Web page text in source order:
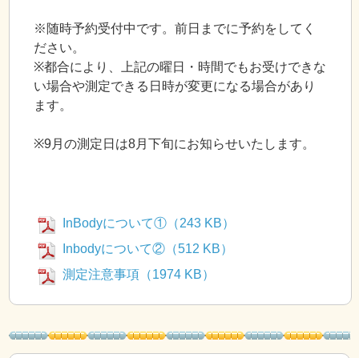
※随時予約受付中です。前日までに予約をしてく
ださい。
※都合により、上記の曜日・時間でもお受けできな
い場合や測定できる日時が変更になる場合があり
ます。
※9月の測定日は8月下旬にお知らせいたします。
InBodyについて①（243 KB）
Inbodyについて②（512 KB）
測定注意事項（1974 KB）